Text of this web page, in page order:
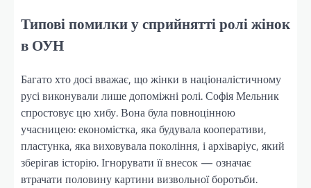
Типові помилки у сприйнятті ролі жінок
в ОУН
Багато хто досі вважає, що жінки в націоналістичному
русі виконували лише допоміжні ролі. Софія Мельник
спростовує цю хибу. Вона була повноцінною
учасницею: економістка, яка будувала кооперативи,
пластунка, яка виховувала покоління, і архіваріус, який
зберігав історію. Ігнорувати її внесок — означає
втрачати половину картини визвольної боротьби.